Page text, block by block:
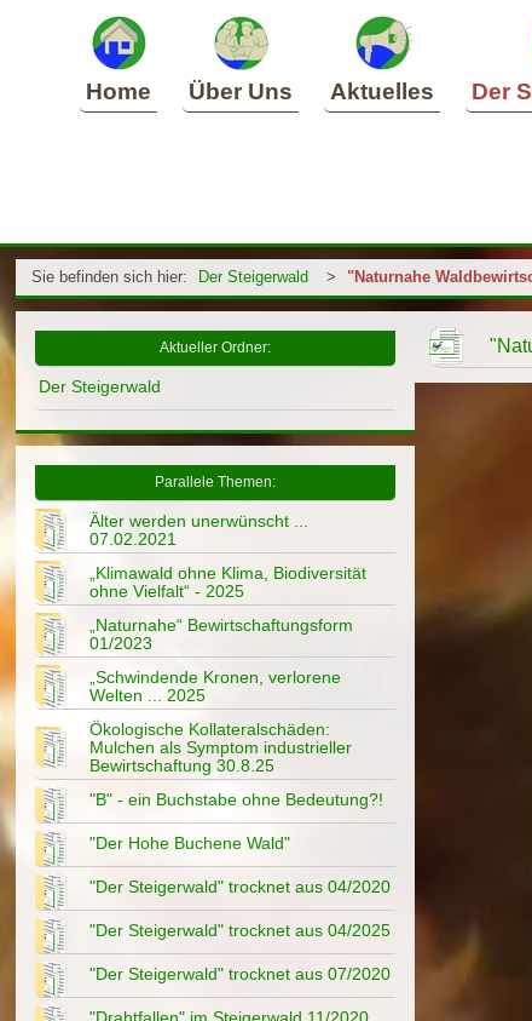
Home Über Uns Aktuelles Der
Sie befinden sich hier: Der Steigerwald > "Naturnahe
Aktueller Ordner:
Der Steigerwald
Parallele Themen:
Älter werden unerwünscht ...
07.02.2021
„Klimawald ohne Klima, Biodiversität
ohne Vielfalt“ - 2025
„Naturnahe“ Bewirtschaftungsform
01/2023
„Schwindende Kronen, verlorene
Welten ... 2025
Ökologische Kollateralschäden:
Mulchen als Symptom industrieller
Bewirtschaftung 30.8.25
"B" - ein Buchstabe ohne Bedeutung?!
"Der Hohe Buchene Wald"
"Der Steigerwald" trocknet aus 04/2020
"Der Steigerwald" trocknet aus 04/2025
"Der Steigerwald" trocknet aus 07/2020